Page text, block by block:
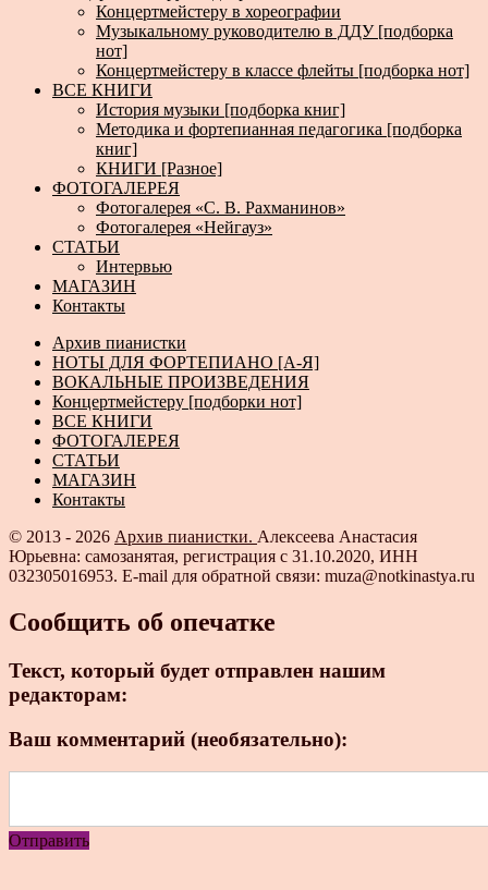
Концертмейстеру в хореографии
Музыкальному руководителю в ДДУ [подборка
нот]
Концертмейстеру в классе флейты [подборка нот]
ВСЕ КНИГИ
История музыки [подборка книг]
Методика и фортепианная педагогика [подборка
книг]
КНИГИ [Разное]
ФОТОГАЛЕРЕЯ
Фотогалерея «С. В. Рахманинов»
Фотогалерея «Нейгауз»
СТАТЬИ
Интервью
МАГАЗИН
Контакты
Архив пианистки
НОТЫ ДЛЯ ФОРТЕПИАНО [А-Я]
ВОКАЛЬНЫЕ ПРОИЗВЕДЕНИЯ
Концертмейстеру [подборки нот]
ВСЕ КНИГИ
ФОТОГАЛЕРЕЯ
СТАТЬИ
МАГАЗИН
Контакты
© 2013 - 2026 Архив пианистки. Алексеева Анастасия
Юрьевна: самозанятая, регистрация с 31.10.2020, ИНН
032305016953. E-mail для обратной связи: muza@notkinastya.ru
Сообщить об опечатке
Текст, который будет отправлен нашим
редакторам:
Ваш комментарий (необязательно):
Отправить